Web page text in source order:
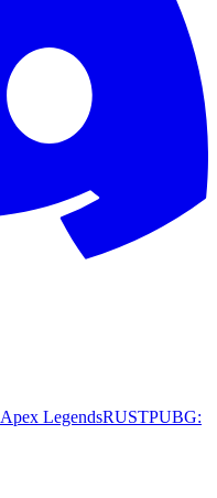
Apex LegendsRUSTPUBG: